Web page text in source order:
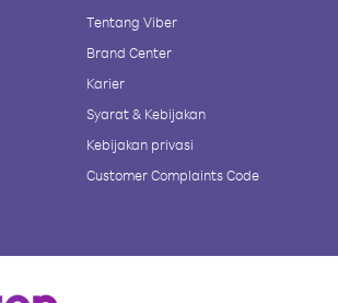
Tentang Viber
Brand Center
Karier
Syarat & Kebijakan
Kebijakan privasi
Customer Complaints Code